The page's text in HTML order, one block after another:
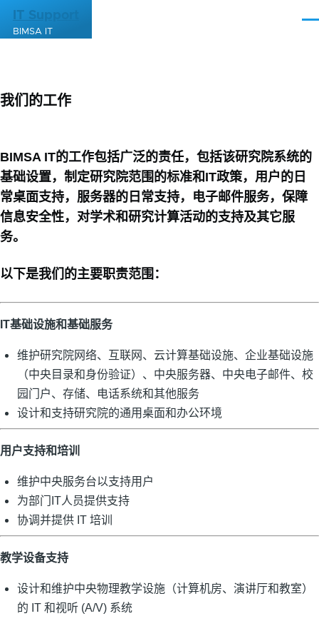
跳转到主要内容
IT Support
BIMSA IT
我们的工作
BIMSA IT的工作包括广泛的责任，包括该研究院系统的
基础设置，制定研究院范围的标准和IT政策，用户的日
常桌面支持，服务器的日常支持，电子邮件服务，保障
信息安全性，对学术和研究计算活动的支持及其它服
务。
以下是我们的主要职责范围：
IT基础设施和基础服务
维护研究院网络、互联网、云计算基础设施、企业基础设施
（中央目录和身份验证）、中央服务器、中央电子邮件、校
园门户、存储、电话系统和其他服务
设计和支持研究院的通用桌面和办公环境
用户支持和培训
维护中央服务台以支持用户
为部门IT人员提供支持
协调并提供 IT 培训
教学设备支持
设计和维护中央物理教学设施（计算机房、演讲厅和教室）
的 IT 和视听 (A/V) 系统